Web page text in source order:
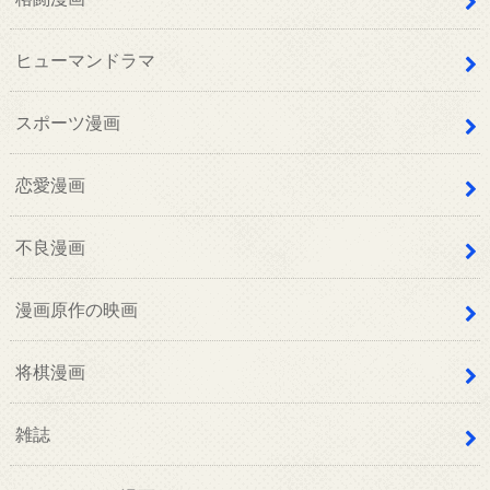
ヒューマンドラマ
スポーツ漫画
恋愛漫画
不良漫画
漫画原作の映画
将棋漫画
雑誌